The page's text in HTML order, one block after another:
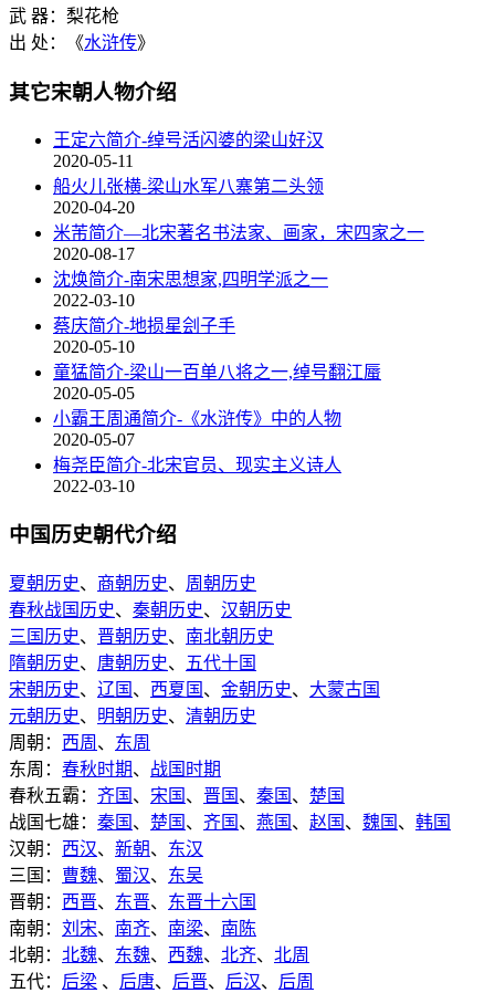
武 器：梨花枪
出 处：《水浒传》
其它宋朝人物介绍
王定六简介-绰号活闪婆的梁山好汉
2020-05-11
船火儿张横-梁山水军八寨第二头领
2020-04-20
米芾简介—北宋著名书法家、画家，宋四家之一
2020-08-17
沈焕简介-南宋思想家,四明学派之一
2022-03-10
蔡庆简介-地损星刽子手
2020-05-10
童猛简介-梁山一百单八将之一,绰号翻江蜃
2020-05-05
小霸王周通简介-《水浒传》中的人物
2020-05-07
梅尧臣简介-北宋官员、现实主义诗人
2022-03-10
中国历史朝代介绍
夏朝历史、 商朝历史、 周朝历史
春秋战国历史、 秦朝历史、 汉朝历史
三国历史、 晋朝历史、 南北朝历史
隋朝历史、 唐朝历史、
五代十国
宋朝历史、 辽国 、 西夏国 、 金朝历史、 大蒙古国
元朝历史、 明朝历史、 清朝历史
周朝： 西周 、 东周
东周： 春秋时期、 战国时期
春秋五霸： 齐国 、 宋国 、 晋国 、 秦国 、 楚国
战国七雄： 秦国 、 楚国 、 齐国 、 燕国 、 赵国 、 魏国 、 韩国
汉朝： 西汉、 新朝、 东汉
三国： 曹魏、 蜀汉、 东吴
晋朝： 西晋、 东晋、 东晋十六国
南朝： 刘宋、 南齐、 南梁、 南陈
北朝： 北魏、 东魏、 西魏、 北齐、 北周
五代： 后梁 、 后唐、 后晋、 后汉、 后周